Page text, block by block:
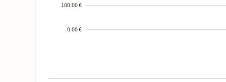
100.00 €
0.00 €
01-02